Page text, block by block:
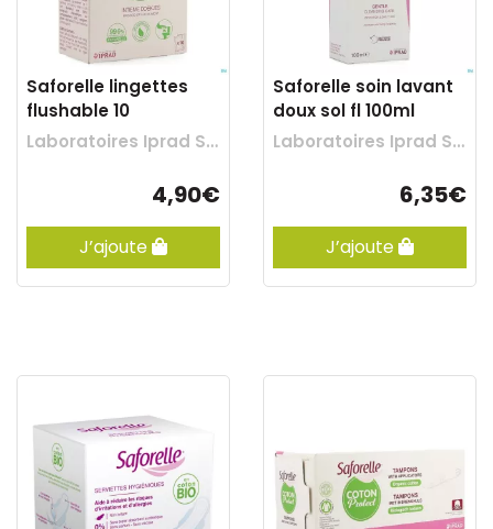
Saforelle lingettes
flushable 10
Laboratoires Iprad Sante
4,90€
J’ajoute
Saforelle soin lavant
doux sol fl 100ml
Laboratoires Iprad Sante
6,35€
J’ajoute